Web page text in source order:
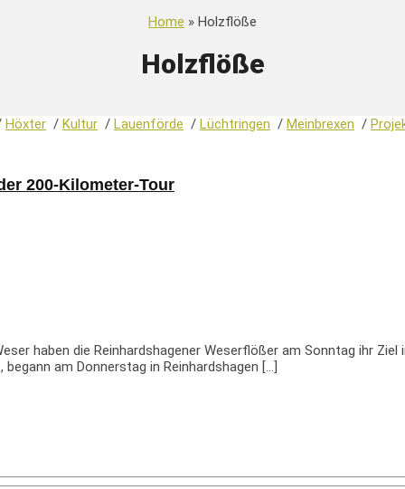
Home » Holzflöße
Holzflöße
Höxter / Kultur / Lauenförde / Lüchtringen / Meinbrexen /
200-Kilometer-Tour
haben die Reinhardshagener Weserflößer am Sonntag ihr
am Donnerstag in Reinhardshagen […]